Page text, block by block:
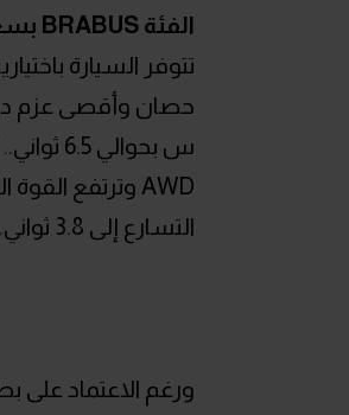
الفئة BRABUS بسعر 2,649,000 جنيه
س
التسارع إلى 3.8 ثواني.